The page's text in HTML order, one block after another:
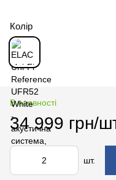
Колір
В наявності
34 999 грн/
шт.